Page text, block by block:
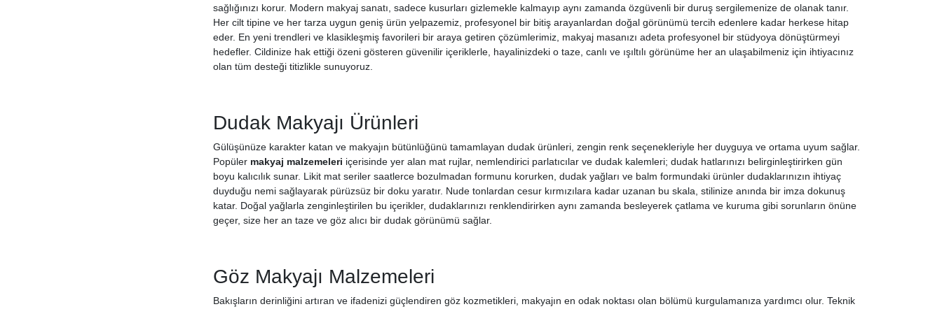
sağlığınızı korur. Modern makyaj sanatı, sadece kusurları gizlemekle kalmayıp aynı zamanda özgüvenli bir duruş sergilemenize de olanak tanır.
Her cilt tipine ve her tarza uygun geniş ürün yelpazemiz, profesyonel bir bitiş arayanlardan doğal görünümü tercih edenlere kadar herkese hitap
eder. En yeni trendleri ve klasikleşmiş favorileri bir araya getiren çözümlerimiz, makyaj masanızı adeta profesyonel bir stüdyoya dönüştürmeyi
hedefler. Cildinize hak ettiği özeni gösteren güvenilir içeriklerle, hayalinizdeki o taze, canlı ve ışıltılı görünüme her an ulaşabilmeniz için ihtiyacınız
olan tüm desteği titizlikle sunuyoruz.
Dudak Makyajı Ürünleri
Gülüşünüze karakter katan ve makyajın bütünlüğünü tamamlayan dudak ürünleri, zengin renk seçenekleriyle her duyguya ve ortama uyum sağlar.
Popüler makyaj malzemeleri içerisinde yer alan mat rujlar, nemlendirici parlatıcılar ve dudak kalemleri; dudak hatlarınızı belirginleştirirken gün
boyu kalıcılık sunar. Likit mat seriler saatlerce bozulmadan formunu korurken, dudak yağları ve balm formundaki ürünler dudaklarınızın ihtiyaç
duyduğu nemi sağlayarak pürüzsüz bir doku yaratır. Nude tonlardan cesur kırmızılara kadar uzanan bu skala, stilinize anında bir imza dokunuş
katar. Doğal yağlarla zenginleştirilen bu içerikler, dudaklarınızı renklendirirken aynı zamanda besleyerek çatlama ve kuruma gibi sorunların önüne
geçer, size her an taze ve göz alıcı bir dudak görünümü sağlar.
Göz Makyajı Malzemeleri
Bakışların derinliğini artıran ve ifadenizi güçlendiren göz kozmetikleri, makyajın en odak noktası olan bölümü kurgulamanıza yardımcı olur. Teknik